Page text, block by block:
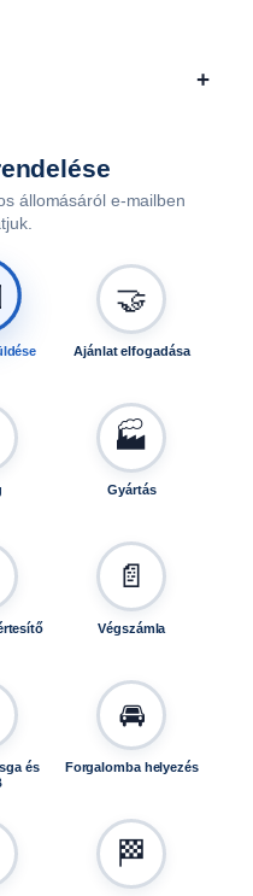
+
állomásáról e-mailben
🤝
Ajánlat elfogadása
🏭
Gyártás
📄
Végszámla
és
🚘
Forgalomba helyezés
🏁